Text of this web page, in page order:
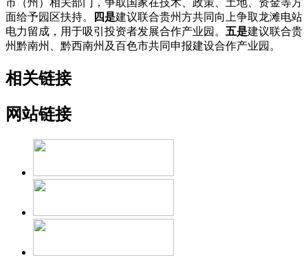
面给予园区扶持。
四是建议联合贵州方共同向上争取龙滩电站
电力留成，用于吸引投资者发展合作产业园。 五是建议联合贵
州黔南州、黔西南州及百色市共同申报建设合作产业园。
相关链接
网站链接